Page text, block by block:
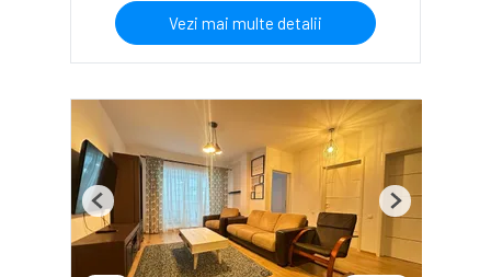
Vezi mai multe detalii
Previous Next